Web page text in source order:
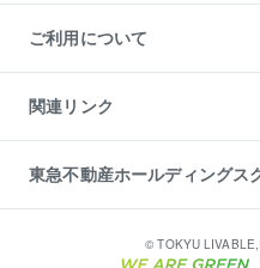
ご紹介・再契約特典
入居者様専用-各種ご案内（賃貸）
東急こすもす会「こすもすWeb」
ご利用について
金融商品取引について
東急リバブル ソーシャルメディア
ご意見・お問い合わせ（金融商品
ダイレクトメール（郵送物）・Eメ
関連リンク
これからご結婚される方に東急百
人材サービスのご用命は 東急リバ
東北の逸品を贈ります 東北すぐれ
東急不動産ホールディングス
東急コミュニティー© TOKYU